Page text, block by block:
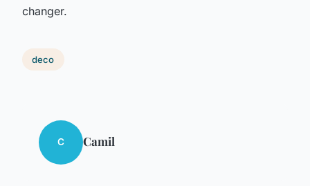
changer.
deco
C Camil